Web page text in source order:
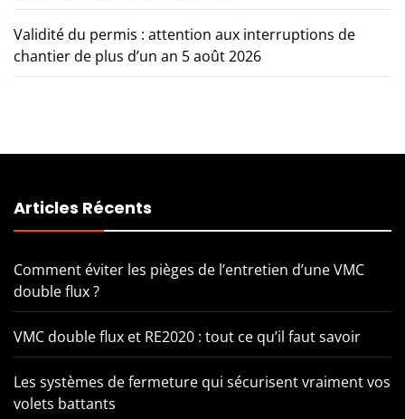
Validité du permis : attention aux interruptions de
chantier de plus d’un an 5 août 2026
Articles Récents
Comment éviter les pièges de l’entretien d’une VMC
double flux ?
VMC double flux et RE2020 : tout ce qu’il faut savoir
Les systèmes de fermeture qui sécurisent vraiment vos
volets battants